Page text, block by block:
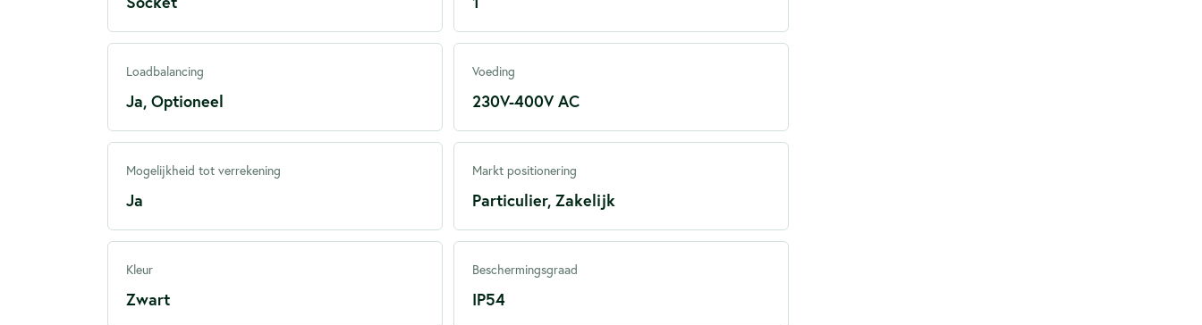
Loadbalancing
Ja, Optioneel
Voeding
230V-400V AC
Mogelijkheid tot verrekening
Ja
Markt positionering
Particulier, Zakelijk
Kleur
Zwart
Beschermingsgraad
IP54